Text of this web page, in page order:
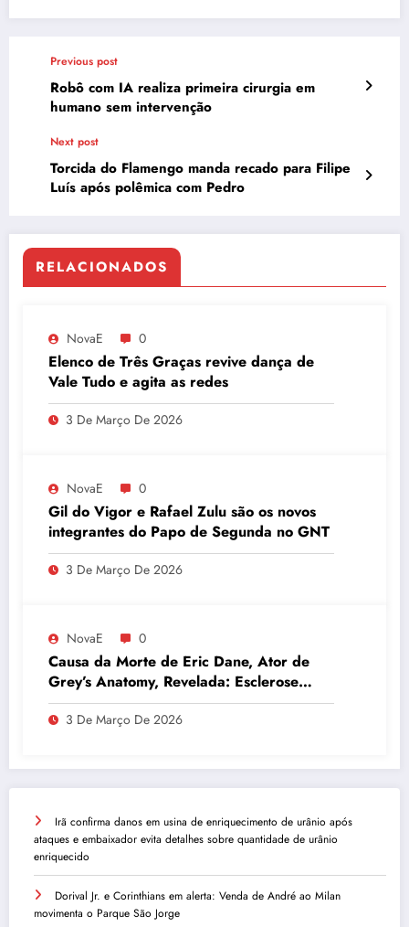
Previous post
Robô com IA realiza primeira cirurgia em
humano sem intervenção
Next post
Torcida do Flamengo manda recado para Filipe
Luís após polêmica com Pedro
RELACIONADOS
NovaE 0
Elenco de Três Graças revive dança de
Vale Tudo e agita as redes
3 De Março De 2026
NovaE 0
Gil do Vigor e Rafael Zulu são os novos
integrantes do Papo de Segunda no GNT
3 De Março De 2026
NovaE 0
Causa da Morte de Eric Dane, Ator de
Grey’s Anatomy, Revelada: Esclerose
Lateral Amiotrófica
3 De Março De 2026
Irã confirma danos em usina de enriquecimento de urânio após
ataques e embaixador evita detalhes sobre quantidade de urânio
enriquecido
Dorival Jr. e Corinthians em alerta: Venda de André ao Milan
movimenta o Parque São Jorge